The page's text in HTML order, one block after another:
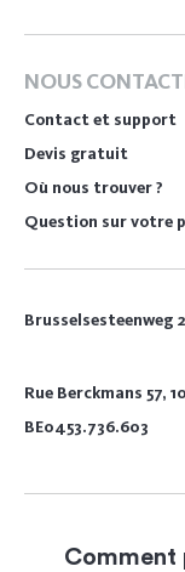
NOUS
Contact et support
Devis gratuit
Où nous trouver ?
Question sur votre
Brusselsesteenweg
Rue Berckmans 57,
BE0453.736.603
Comment